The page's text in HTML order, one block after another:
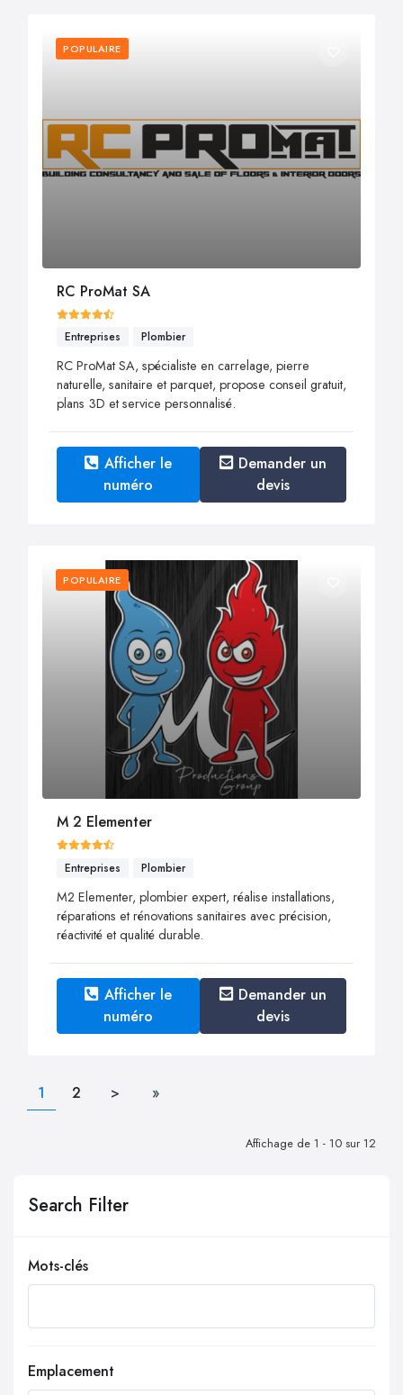
Search Filter
Mots-clés
Emplacement
POPULAIRE
RC ProMat SA
Entreprises Plombier
RC ProMat SA, spécialiste en carrelage, pierre
naturelle, sanitaire et parquet, propose conseil gratuit,
plans 3D et service personnalisé.
Afficher le
numéro
Demander un
devis
POPULAIRE
M 2 Elementer
Entreprises Plombier
M2 Elementer, plombier expert, réalise installations,
réparations et rénovations sanitaires avec précision,
réactivité et qualité durable.
Afficher le
numéro
Demander un
devis
1 2 > »
Affichage de 1 - 10 sur 12